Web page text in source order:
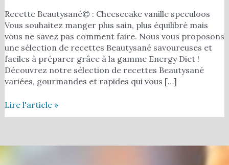
Recette Beautysané© : Cheesecake vanille speculoos
Vous souhaitez manger plus sain, plus équilibré mais
vous ne savez pas comment faire. Nous vous proposons
une sélection de recettes Beautysané savoureuses et
faciles à préparer grâce à la gamme Energy Diet !
Découvrez notre sélection de recettes Beautysané
variées, gourmandes et rapides qui vous […]
Lire l'article »